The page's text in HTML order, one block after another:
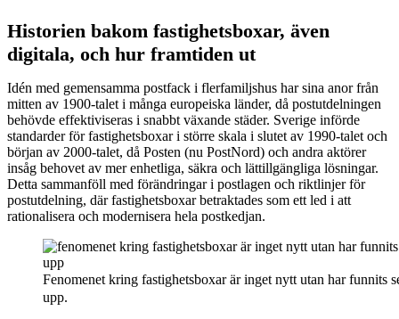
Historien bakom fastighetsboxar, även
digitala, och hur framtiden ut
Idén med gemensamma postfack i flerfamiljshus har sina anor från
mitten av 1900-talet i många europeiska länder, då postutdelningen
behövde effektiviseras i snabbt växande städer. Sverige införde
standarder för fastighetsboxar i större skala i slutet av 1990-talet och
början av 2000-talet, då Posten (nu PostNord) och andra aktörer
insåg behovet av mer enhetliga, säkra och lättillgängliga lösningar.
Detta sammanföll med förändringar i postlagen och riktlinjer för
postutdelning, där fastighetsboxar betraktades som ett led i att
rationalisera och modernisera hela postkedjan.
Fenomenet kring fastighetsboxar är inget nytt utan har funnits
upp.